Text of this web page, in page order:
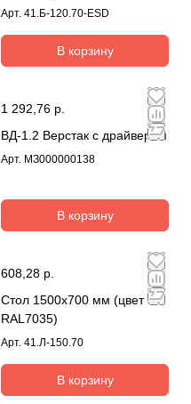
Арт. 41.Б-120.70-ESD
В корзину
1 292,76 р.
ВД-1.2 Верстак с драйвером
Арт. МЗ000000138
В корзину
608,28 р.
Стол 1500х700 мм (цвет
RAL7035)
Арт. 41.Л-150.70
В корзину